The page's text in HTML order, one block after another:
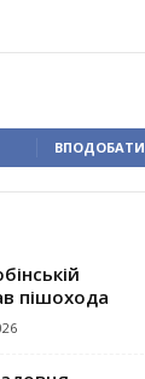
ВПОДОБАТИ
пішохода